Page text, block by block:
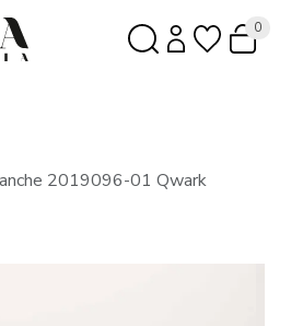
0
2019096-01 Qwark